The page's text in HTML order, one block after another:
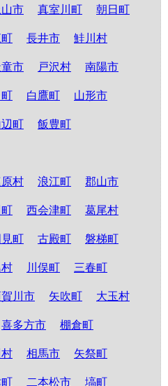
山市 真室川町 朝日町
長井市 鮭川村
市 戸沢村 南陽市
白鷹町 山形市
町 飯豊町
村 浪江町 郡山市
西会津町 葛尾村
見町 古殿町 磐梯町
川俣町 三春町
川市 矢吹町 大玉村
喜多方市 棚倉町
相馬市 矢祭町
二本松市 塙町